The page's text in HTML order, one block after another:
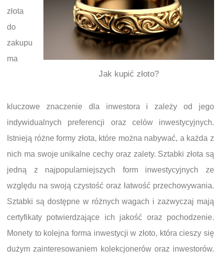
Jak kupić złoto?
złota
do
zakupu
ma
kluczowe znaczenie dla inwestora i zależy od jego
indywidualnych preferencji oraz celów inwestycyjnych.
Istnieją różne formy złota, które można nabywać, a każda z
nich ma swoje unikalne cechy oraz zalety. Sztabki złota są
jedną z najpopularniejszych form inwestycyjnych ze
względu na swoją czystość oraz łatwość przechowywania.
Sztabki są dostępne w różnych wagach i zazwyczaj mają
certyfikaty potwierdzające ich jakość oraz pochodzenie.
Monety to kolejna forma inwestycji w złoto, która cieszy się
dużym zainteresowaniem kolekcjonerów oraz inwestorów.